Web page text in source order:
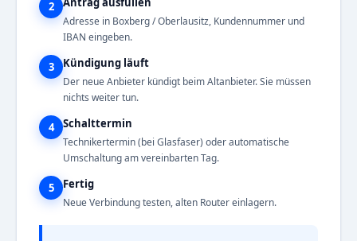
2
Adresse in Boxberg / Oberlausitz, Kundennummer und
IBAN eingeben.
3 Kündigung läuft
Der neue Anbieter kündigt beim Altanbieter. Sie müssen
nichts weiter tun.
4 Schalttermin
Technikertermin (bei Glasfaser) oder automatische
Umschaltung am vereinbarten Tag.
5 Fertig
Neue Verbindung testen, alten Router einlagern.